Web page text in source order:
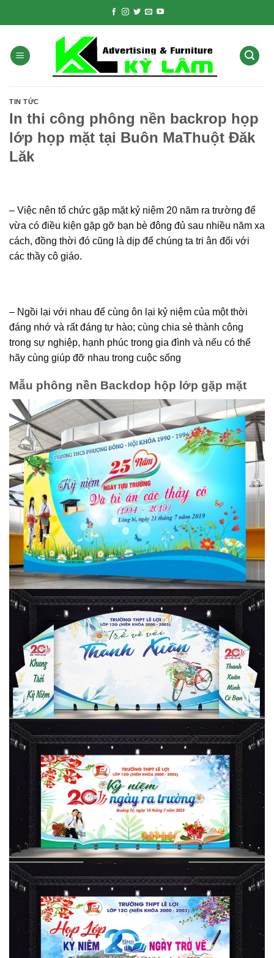
TIN TỨC
In thi công phông nền backrop họp
lớp họp mặt tại Buôn MaThuột Đăk
Lăk
– Việc nên tổ chức gặp mặt kỷ niệm 20 năm ra trường để
vừa có điều kiện gặp gỡ bạn bè đông đủ sau nhiều năm xa
cách, đồng thời đó cũng là dịp để chúng ta tri ân đối với
các thầy cô giáo.
– Ngồi lại với nhau để cùng ôn lại kỷ niệm của một thời
đáng nhớ và rất đáng tự hào; cùng chia sẻ thành công
trong sự nghiệp, hạnh phúc trong gia đình và nếu có thể
hãy cùng giúp đỡ nhau trong cuộc sống
Mẫu phông nền Backdop hộp lớp gặp mặt